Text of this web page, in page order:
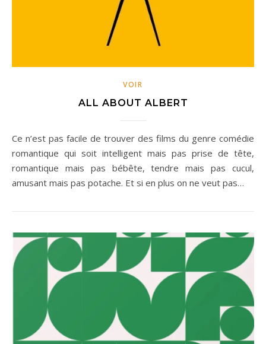
VOIR
ALL ABOUT ALBERT
Ce n’est pas facile de trouver des films du genre comédie
romantique qui soit intelligent mais pas prise de tête,
romantique mais pas bébête, tendre mais pas cucul,
amusant mais pas potache. Et si en plus on ne veut pas…